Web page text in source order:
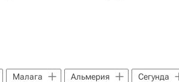
Малага Альмерия
Сегунда